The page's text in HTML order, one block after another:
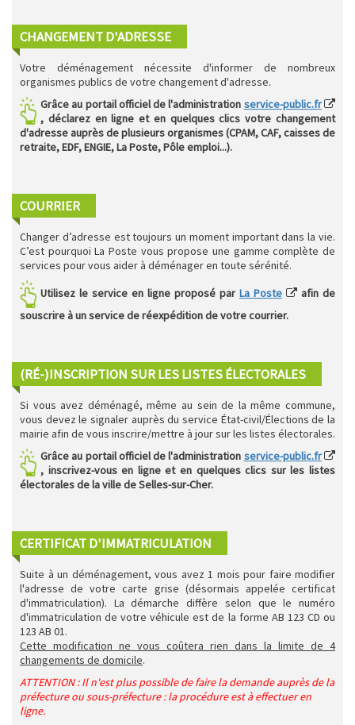
CHANGEMENT D'ADRESSE
Votre déménagement nécessite d'informer de nombreux
organismes publics de votre changement d'adresse.
Grâce au portail officiel de l'administration service-public.fr
, déclarez en ligne et en quelques clics votre changement
d'adresse auprès de plusieurs organismes (CPAM, CAF, caisses de
retraite, EDF, ENGIE, La Poste, Pôle emploi...).
COURRIER
Changer d’adresse est toujours un moment important dans la vie.
C’est pourquoi La Poste vous propose une gamme complète de
services pour vous aider à déménager en toute sérénité.
Utilisez le service en ligne proposé par La Poste
afin de
souscrire à un service de réexpédition de votre courrier.
(RÉ-)INSCRIPTION SUR LES LISTES ÉLECTORALES
Si vous avez déménagé, même au sein de la même commune,
vous devez le signaler auprès du service État-civil/Élections de la
mairie afin de vous inscrire/mettre à jour sur les listes électorales.
Grâce au portail officiel de l'administration service-public.fr
, inscrivez-vous en ligne et en quelques clics sur les listes
électorales de la ville de Selles-sur-Cher.
CERTIFICAT D'IMMATRICULATION
Suite à un déménagement, vous avez 1 mois pour faire modifier
l'adresse de votre carte grise (désormais appelée certificat
d'immatriculation). La démarche diffère selon que le numéro
d'immatriculation de votre véhicule est de la forme AB 123 CD ou
123 AB 01.
Cette modification ne vous coûtera rien dans la limite de 4
changements de domicile.
ATTENTION : Il n'est plus possible de faire la demande auprès de la
préfecture ou sous-préfecture : la procédure est à effectuer en
ligne.